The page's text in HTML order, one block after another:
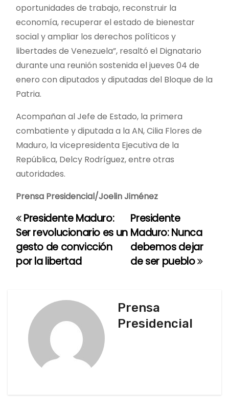
oportunidades de trabajo, reconstruir la
economía, recuperar el estado de bienestar
social y ampliar los derechos políticos y
libertades de Venezuela”, resaltó el Dignatario
durante una reunión sostenida el jueves 04 de
enero con diputados y diputadas del Bloque de la
Patria.
Acompañan al Jefe de Estado, la primera
combatiente y diputada a la AN, Cilia Flores de
Maduro, la vicepresidenta Ejecutiva de la
República, Delcy Rodríguez, entre otras
autoridades.
Prensa Presidencial/Joelin Jiménez
N
a
v
Presidente
Maduro: Nunca
debemos dejar
de ser pueblo
Presidente Maduro:
Ser revolucionario es un
gesto de convicción
por la libertad
Prensa
Presidencial